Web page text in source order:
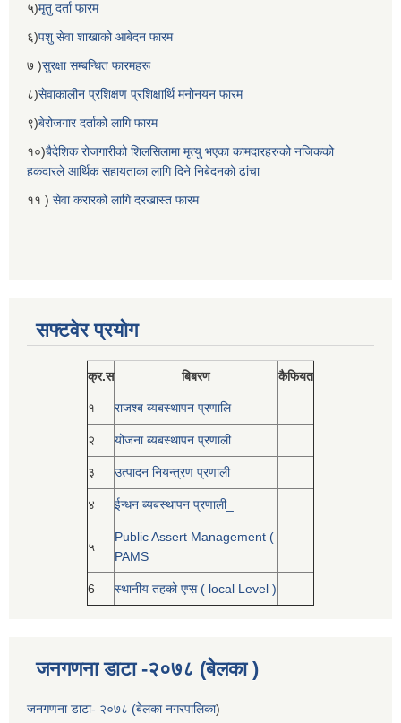
५)मृतु दर्ता फारम
६)पशु सेवा शाखाको आबेदन फारम
७ )सुरक्षा सम्बन्धित फारमहरू
८)सेवाकालीन प्रशिक्षण प्रशिक्षार्थि मनोनयन फारम
९)बेरोजगार दर्ताको लागि फारम
१०)बैदेशिक रोजगारीको शिलसिलामा मृत्यु भएका कामदारहरुको नजिकको
हकदारले आर्थिक सहायताका लागि दिने निबेदनको ढांचा
११ ) सेवा करारको लागि दरखास्त फारम
सफ्टवेर प्रयोग
क्र.स बिबरण कैफियत
१ राजश्ब ब्यबस्थापन प्रणालि
२ योजना ब्यबस्थापन प्रणाली
३ उत्पादन नियन्त्रण प्रणाली
४ ईन्धन ब्यबस्थापन प्रणाली_
५
Public Assert Management (
PAMS
6 स्थानीय तहको एप्स ( local Level )
जनगणना डाटा -२०७८ (बेलका )
जनगणना डाटा- २०७८ (बेलका नगरपालिका)